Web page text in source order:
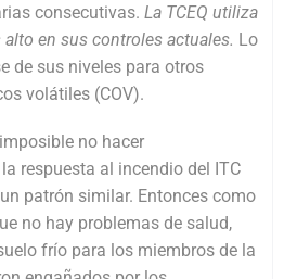
consecutivas.La TCEQ utiliza
en sus controles actuales. Lo
de sus niveles para otros
volátiles (COV).
no hacer
respuesta al incendio del ITC
patrón similar. Entonces como
no hay problemas de salud,
frío para los miembros de la